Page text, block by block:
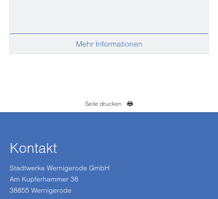
Mehr Informationen
Seite drucken
Kontakt
Stadtwerke Wernigerode GmbH
Am Kupferhammer 38
38855 Wernigerode